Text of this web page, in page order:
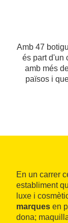
Amb 47
és part d'un
amb més
països i
En un carrer
establiment
luxe i
marques en
dona;